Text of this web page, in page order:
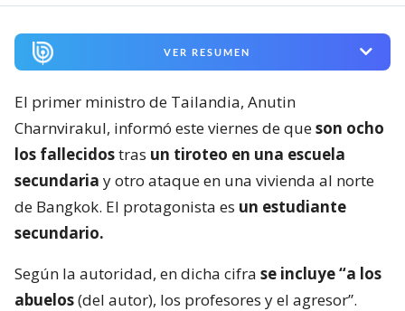
VER RESUMEN
El primer ministro de Tailandia, Anutin
Charnvirakul, informó este viernes de queson ocho
los fallecidostras un tiroteo en una escuela
secundaria y otro ataque en una vivienda al norte
de Bangkok. El protagonista es un estudiante
secundario.
Según la autoridad, en dicha cifra se incluye “a los
abuelos(del autor), los profesores y el agresor”.